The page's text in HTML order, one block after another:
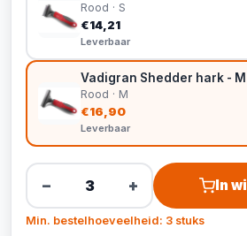
Rood · S
€14,21
Leverbaar
Vadigran Shedder hark - M
Rood · M
€16,90
Leverbaar
− + In
Min. bestelhoeveelheid: 3 stuks